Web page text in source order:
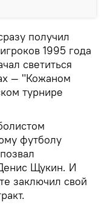
получил
1995 года
светиться
— "Кожаном
турнире
футболу
Щукин. И
заключил свой